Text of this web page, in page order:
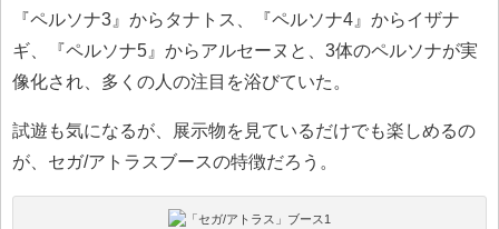
『ペルソナ3』からタナトス、『ペルソナ4』からイザナ
ギ、『ペルソナ5』からアルセーヌと、3体のペルソナが実
像化され、多くの人の注目を浴びていた。
試遊も気になるが、展示物を見ているだけでも楽しめるの
が、セガ/アトラスブースの特徴だろう。